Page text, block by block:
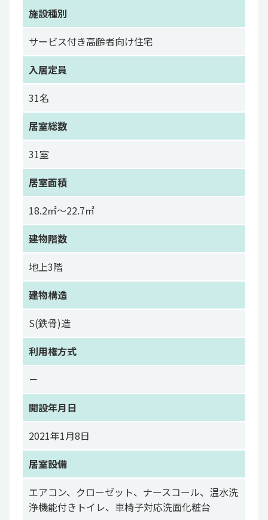
施設種別
サービス付き高齢者向け住宅
入居定員
31名
居室総数
31室
居室面積
18.2㎡～22.7㎡
建物階数
地上3階
建物構造
S(鉄骨)造
利用権方式
－
開設年月日
2021年1月8日
居室設備
エアコン、クローゼット、ナースコール、温水洗
浄機能付きトイレ、車椅子対応洗面化粧台